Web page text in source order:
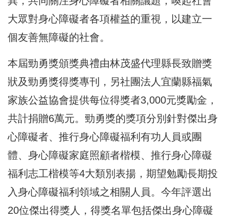
大眾對身心障礙者各項權益的重視，以建立一
個友善無障礙的社會。
本屆勁勇獎頒獎典禮由林茂盛代理縣長致贈獎
狀及勁勇獎得獎專刊，另社團法人宜蘭縣福氣
家族公益協會提供每位得獎者3,000元獎勵金，
共計捐贈6萬元。勁勇獎的獎項分別針對傑出身
心障礙者、推行身心障礙福利有功人員或團
體、身心障礙家庭照顧者楷模、推行身心障礙
福利志工楷模等4大類別表揚，期望勉勵長期投
入身心障礙福利領域之相關人員。今年評選出
20位傑出得獎人，得獎名單包括傑出身心障礙